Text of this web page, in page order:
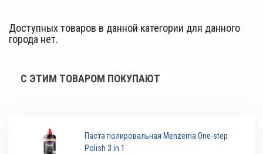
Доступных товаров в данной категории для данного
города нет.
С ЭТИМ ТОВАРОМ ПОКУПАЮТ
Паста полировальная Menzerna One-step
Polish 3 in 1